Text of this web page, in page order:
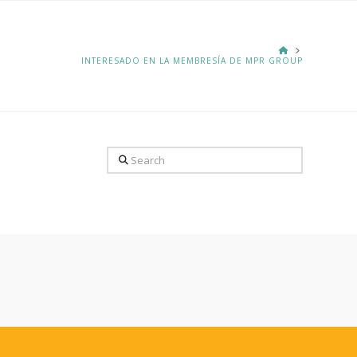
HOME
INTERESADO EN LA MEMBRESÍA DE MPR GROUP
Search